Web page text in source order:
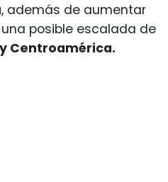
, además de aumentar
posible escalada de
Centroamérica.